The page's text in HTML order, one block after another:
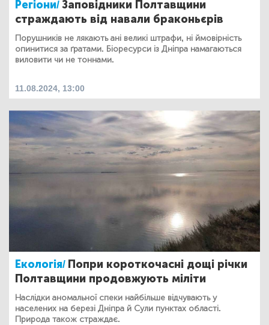
Регіони/Заповідники Полтавщини
страждають від навали браконьєрів
Порушників не лякають ані великі штрафи, ні ймовірність
опинитися за ґратами. Біоресурси із Дніпра намагаються
виловити чи не тоннами.
11.08.2024, 13:00
Екологія/ Попри короткочасні дощі річки
Полтавщини продовжують міліти
Наслідки аномальної спеки найбільше відчувають у
населених на березі Дніпра й Сули пунктах області.
Природа також страждає.